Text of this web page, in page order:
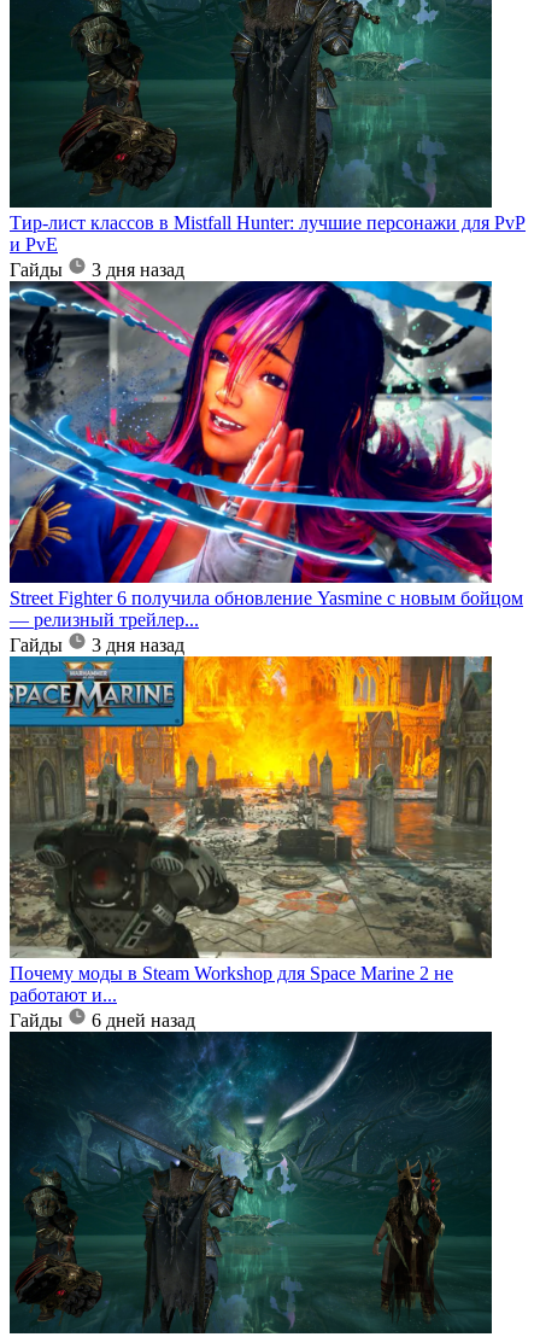
Тир-лист классов в Mistfall Hunter: лучшие персонажи для PvP
и PvE
Гайды
3 дня назад
Street Fighter 6 получила обновление Yasmine с новым бойцом
— релизный трейлер...
Гайды
3 дня назад
Почему моды в Steam Workshop для Space Marine 2 не
работают и...
Гайды
6 дней назад